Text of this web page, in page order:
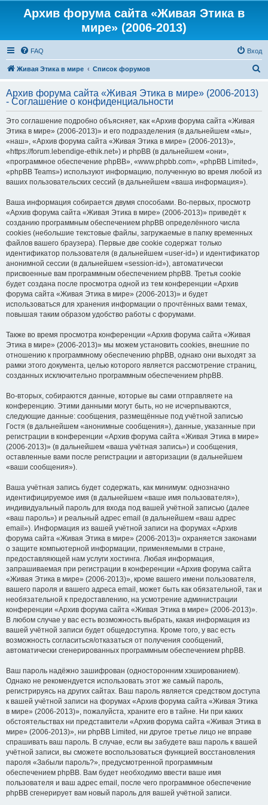
Архив форума сайта «Живая Этика в
мире» (2006-2013)
FAQ Вход
Живая Этика в мире Список форумов
с
Архив форума сайта «Живая Этика в мире» (2006-2013)
- Соглашение о конфиденциальности
Это соглашение подробно объясняет, как «Архив форума сайта «Живая
Этика в мире» (2006-2013)» и его подразделения (в дальнейшем «мы»,
«наш», «Архив форума сайта «Живая Этика в мире» (2006-2013)»,
«https://forum.lebendige-ethik.net») и phpBB (в дальнейшем «они»,
«программное обеспечение phpBB», «www.phpbb.com», «phpBB Limited»,
«phpBB Teams») используют информацию, полученную во время любой из
ваших пользовательских сессий (в дальнейшем «ваша информация»).
Ваша информация собирается двумя способами. Во-первых, просмотр
«Архив форума сайта «Живая Этика в мире» (2006-2013)» приведёт к
созданию программным обеспечением phpBB определённого числа
cookies (небольшие текстовые файлы, загружаемые в папку временных
файлов вашего браузера). Первые две cookie содержат только
идентификатор пользователя (в дальнейшем «user-id») и идентификатор
анонимной сессии (в дальнейшем «session-id»), автоматически
присвоенные вам программным обеспечением phpBB. Третья cookie
будет создана после просмотра одной из тем конференции «Архив
форума сайта «Живая Этика в мире» (2006-2013)» и будет
использоваться для хранения информации о прочтённых вами темах,
повышая таким образом удобство работы с форумами.
Также во время просмотра конференции «Архив форума сайта «Живая
Этика в мире» (2006-2013)» мы можем установить cookies, внешние по
отношению к программному обеспечению phpBB, однако они выходят за
рамки этого документа, целью которого является рассмотрение страниц,
созданных исключительно программным обеспечением phpBB.
Во-вторых, собираются данные, которые вы сами отправляете на
конференцию. Этими данными могут быть, но не исчерпываются,
следующие данные: сообщения, размещённые под учётной записью
Гостя (в дальнейшем «анонимные сообщения»), данные, указанные при
регистрации в конференции «Архив форума сайта «Живая Этика в мире»
(2006-2013)» (в дальнейшем «ваша учётная запись») и сообщения,
оставленные вами после регистрации и авторизации (в дальнейшем
«ваши сообщения»).
Ваша учётная запись будет содержать, как минимум: однозначно
идентифицируемое имя (в дальнейшем «ваше имя пользователя»),
индивидуальный пароль для входа под вашей учётной записью (далее
«ваш пароль») и реальный адрес email (в дальнейшем «ваш адрес
email»). Информация из вашей учётной записи на форумах «Архив
форума сайта «Живая Этика в мире» (2006-2013)» охраняется законами
о защите компьютерной информации, применяемыми в стране,
предоставляющей нам услуги хостинга. Любая информация,
запрашиваемая при регистрации в конференции «Архив форума сайта
«Живая Этика в мире» (2006-2013)», кроме вашего имени пользователя,
вашего пароля и вашего адреса email, может быть как обязательной, так и
необязательной к предоставлению, на усмотрение администрации
конференции «Архив форума сайта «Живая Этика в мире» (2006-2013)».
В любом случае у вас есть возможность выбрать, какая информация из
вашей учётной записи будет общедоступна. Кроме того, у вас есть
возможность согласиться/отказаться от получения сообщений,
автоматически сгенерированных программным обеспечением phpBB.
Ваш пароль надёжно зашифрован (односторонним хэшированием).
Однако не рекомендуется использовать этот же самый пароль,
регистрируясь на других сайтах. Ваш пароль является средством доступа
к вашей учётной записи на форумах «Архив форума сайта «Живая Этика
в мире» (2006-2013)», пожалуйста, храните его в тайне. Ни при каких
обстоятельствах ни представители «Архив форума сайта «Живая Этика в
мире» (2006-2013)», ни phpBB Limited, ни другое третье лицо не вправе
спрашивать ваш пароль. В случае, если вы забудете ваш пароль к вашей
учётной записи, вы сможете воспользоваться функцией восстановления
пароля «Забыли пароль?», предусмотренной программным
обеспечением phpBB. Вам будет необходимо ввести ваше имя
пользователя и ваш адрес email, после чего программное обеспечение
phpBB сгенерирует вам новый пароль для вашей учётной записи.